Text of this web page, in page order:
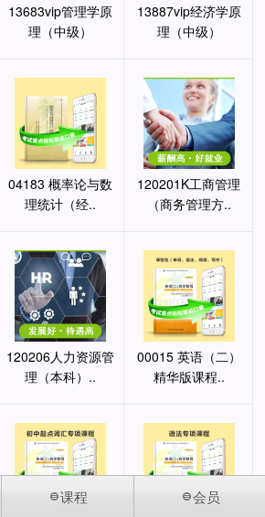
13683vip管理学原
理（中级）
13887vip经济学原
理（中级）
04183 概率论与数
理统计（经..
120201K工商管理
（商务管理方..
120206人力资源管
理（本科）..
00015 英语（二）
精华版课程..
课程 会员